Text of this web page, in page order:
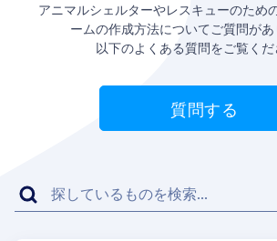
アニマルシェルターやレスキューのため
ームの作成方法についてご質問があ
以下のよくある質問をご覧くだ
質問する